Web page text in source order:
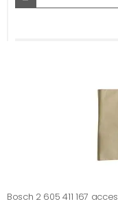
Bosch 2 605 411 167